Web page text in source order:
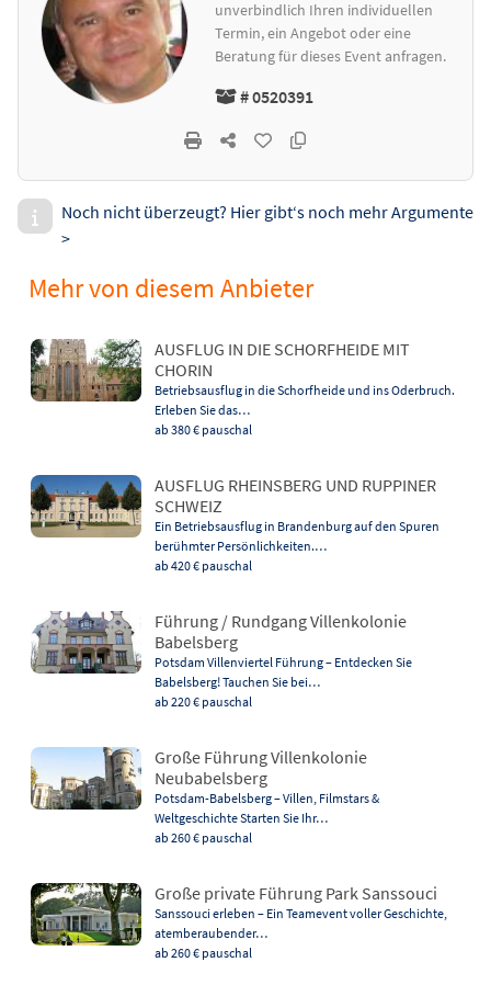
unverbindlich Ihren individuellen
Termin, ein Angebot oder eine
Beratung für dieses Event anfragen.
# 0520391
Noch nicht überzeugt? Hier gibt‘s noch mehr Argumente
>
Mehr von diesem Anbieter
AUSFLUG IN DIE SCHORFHEIDE MIT
CHORIN
Betriebsausflug in die Schorfheide und ins Oderbruch.
Erleben Sie das…
ab 380 € pauschal
AUSFLUG RHEINSBERG UND RUPPINER
SCHWEIZ
Ein Betriebsausflug in Brandenburg auf den Spuren
berühmter Persönlichkeiten.…
ab 420 € pauschal
Führung / Rundgang Villenkolonie
Babelsberg
Potsdam Villenviertel Führung – Entdecken Sie
Babelsberg! Tauchen Sie bei…
ab 220 € pauschal
Große Führung Villenkolonie
Neubabelsberg
Potsdam-Babelsberg – Villen, Filmstars &
Weltgeschichte Starten Sie Ihr…
ab 260 € pauschal
Große private Führung Park Sanssouci
Sanssouci erleben – Ein Teamevent voller Geschichte,
atemberaubender…
ab 260 € pauschal